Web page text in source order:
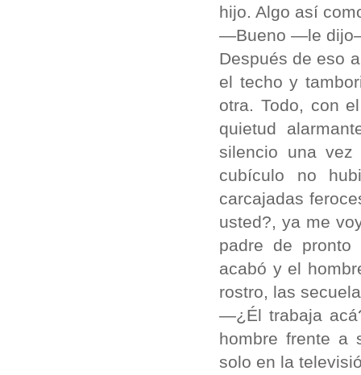
hijo. Algo así
—Bueno —le
Después de eso
el techo y
otra. Todo, con
quietud
silencio una
cubículo no
carcajadas
usted?, ya me
padre de pronto
acabó y el
rostro, las
—¿Él trabaja
hombre frente a
solo en la